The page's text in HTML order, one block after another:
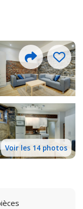
Voir les 14 photos